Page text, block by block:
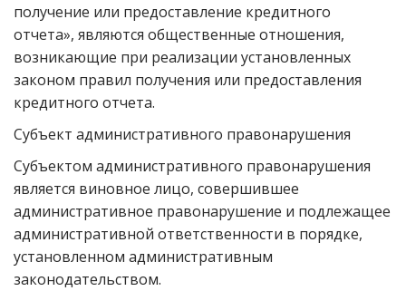
получение или предоставление кредитного
отчета», являются общественные отношения,
возникающие при реализации установленных
законом правил получения или предоставления
кредитного отчета.
Субъект административного правонарушения
Субъектом административного правонарушения
является виновное лицо, совершившее
административное правонарушение и подлежащее
административной ответственности в порядке,
установленном административным
законодательством.